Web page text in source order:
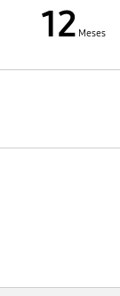
12 Meses